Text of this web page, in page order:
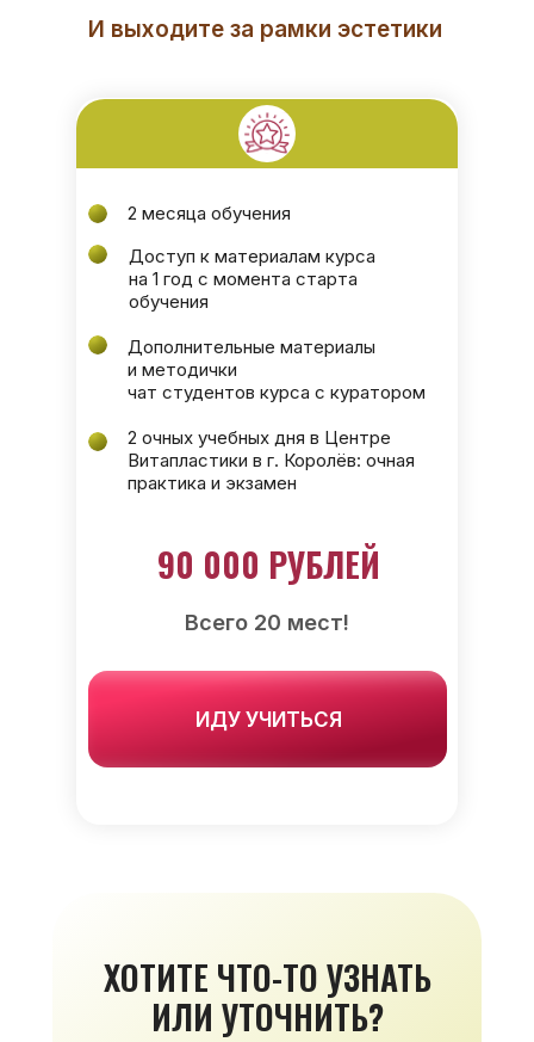
И выходите за рамки эстетики
90 000 РУБЛЕЙ
Всего 20 мест!
2 месяца обучения
2 очных учебных дня в Центре
Витапластики в г. Королёв: очная
практика и экзамен
Дополнительные материалы
и методички
чат студентов курса с куратором
Доступ к материалам курса
на 1 год с момента старта
обучения
ИДУ УЧИТЬСЯ
ХОТИТЕ ЧТО-ТО УЗНАТЬ
ИЛИ УТОЧНИТЬ?